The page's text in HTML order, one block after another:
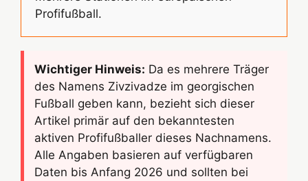
Profifußball.
Wichtiger Hinweis: Da es mehrere Träger
des Namens Zivzivadze im georgischen
Fußball geben kann, bezieht sich dieser
Artikel primär auf den bekanntesten
aktiven Profifußballer dieses Nachnamens.
Alle Angaben basieren auf verfügbaren
Daten bis Anfang 2026 und sollten bei